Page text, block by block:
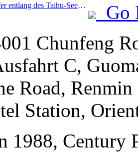
Prev:Die alten Dörfer entlang des Taihu-Sees in Huzhou in der Provinz Zhejiang haben mit der Renovierung und Modernisierung begonnen. Die Investition beträgt fast eine Milliarde Yuan.
Go
Chunfeng
C,
Road,
Station,
1988, Century